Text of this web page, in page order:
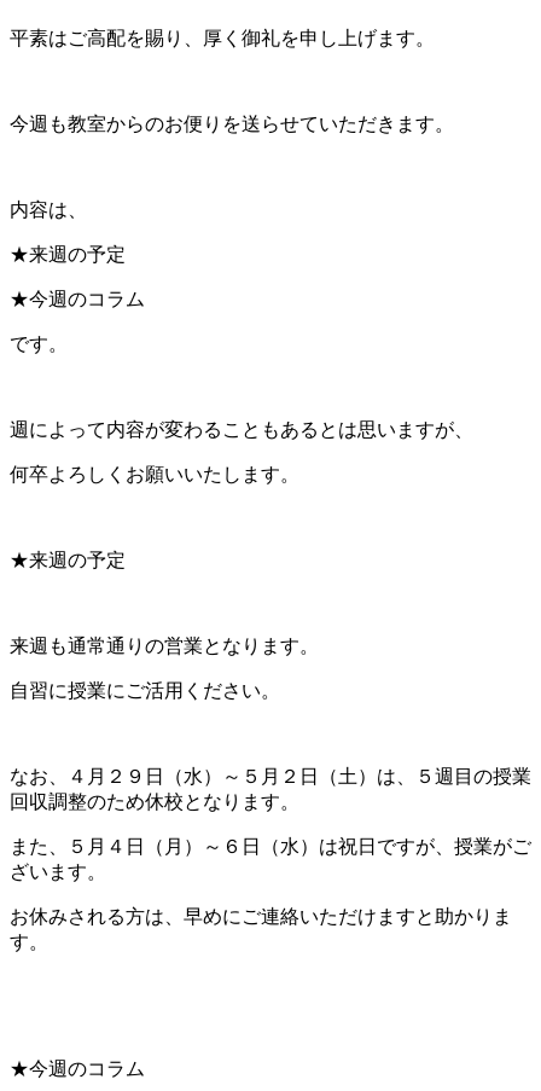
平素はご高配を賜り、厚く御礼を申し上げます。
今週も教室からのお便りを送らせていただきます。
内容は、
★来週の予定
★今週のコラム
です。
週によって内容が変わることもあるとは思いますが、
何卒よろしくお願いいたします。
★来週の予定
来週も通常通りの営業となります。
自習に授業にご活用ください。
なお、４月２９日（水）～５月２日（土）は、５週目の授業
回収調整のため休校となります。
また、５月４日（月）～６日（水）は祝日ですが、授業がご
ざいます。
お休みされる方は、早めにご連絡いただけますと助かりま
す。
★今週のコラム